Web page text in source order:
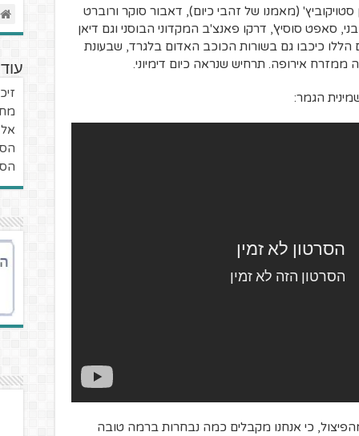
(מאמנו של זהבי כיום), דאבור סוקר ורוברט
סאפט סוסיץ', דרקו פאנצ'ב המקדוני הבוסני וגם דיאן
כיכבו גם בשורות הכוכב האדום בלגרד, שבעונת
הגמר:
כי אנחנו מקבלים כמה נבחרות ברמה טובה
אל